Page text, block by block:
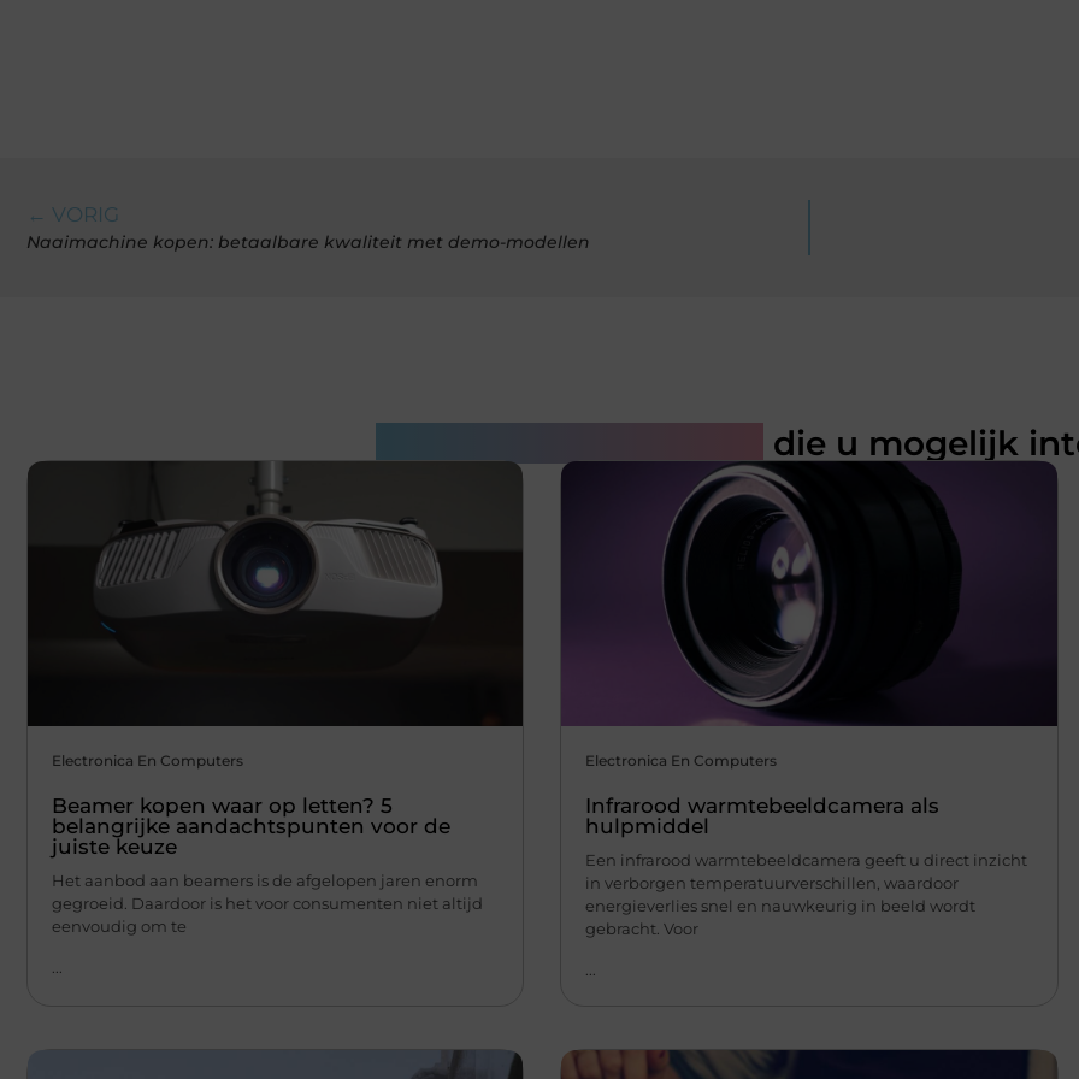
← VORIG
Naaimachine kopen: betaalbare kwaliteit met demo-modellen
die u mogelijk
Electronica En Computers
Beamer kopen waar op letten? 5
belangrijke aandachtspunten voor de
juiste keuze
Het aanbod aan beamers is de afgelopen jaren enorm
gegroeid. Daardoor is het voor consumenten niet altijd
eenvoudig om te
Electronica En Computers
Infrarood warmtebeeldcamera als
hulpmiddel
Een infrarood warmtebeeldcamera geeft u direct inzicht
in verborgen temperatuurverschillen, waardoor
energieverlies snel en nauwkeurig in beeld wordt
gebracht. Voor